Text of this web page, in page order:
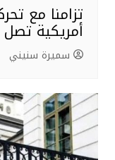
تزامنا مع
أمريكية تصل
سميرة سنيني